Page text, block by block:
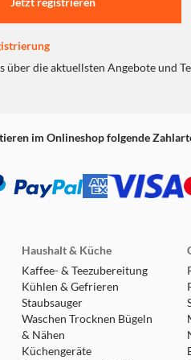
über die aktuellsten Angebote und
im Onlineshop folgende
Haushalt & Küche
Kaffee- & Teezubereitung
Kühlen & Gefrieren
Staubsauger
Waschen Trocknen Bügeln
& Nähen
Küchengeräte